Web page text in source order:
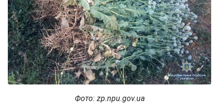
Фото: zp.npu.gov.ua